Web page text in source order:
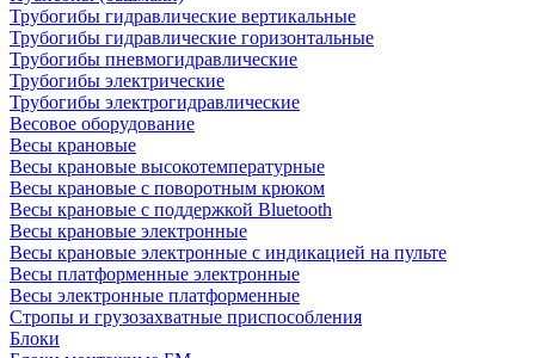
Трубогибы гидравлические вертикальные
Трубогибы гидравлические горизонтальные
Трубогибы пневмогидравлические
Трубогибы электрические
Трубогибы электрогидравлические
Весовое оборудование
Весы крановые
Весы крановые высокотемпературные
Весы крановые с поворотным крюком
Весы крановые с поддержкой Bluetooth
Весы крановые электронные
Весы крановые электронные с индикацией на пульте
Весы платформенные электронные
Весы электронные платформенные
Стропы и грузозахватные приспособления
Блоки